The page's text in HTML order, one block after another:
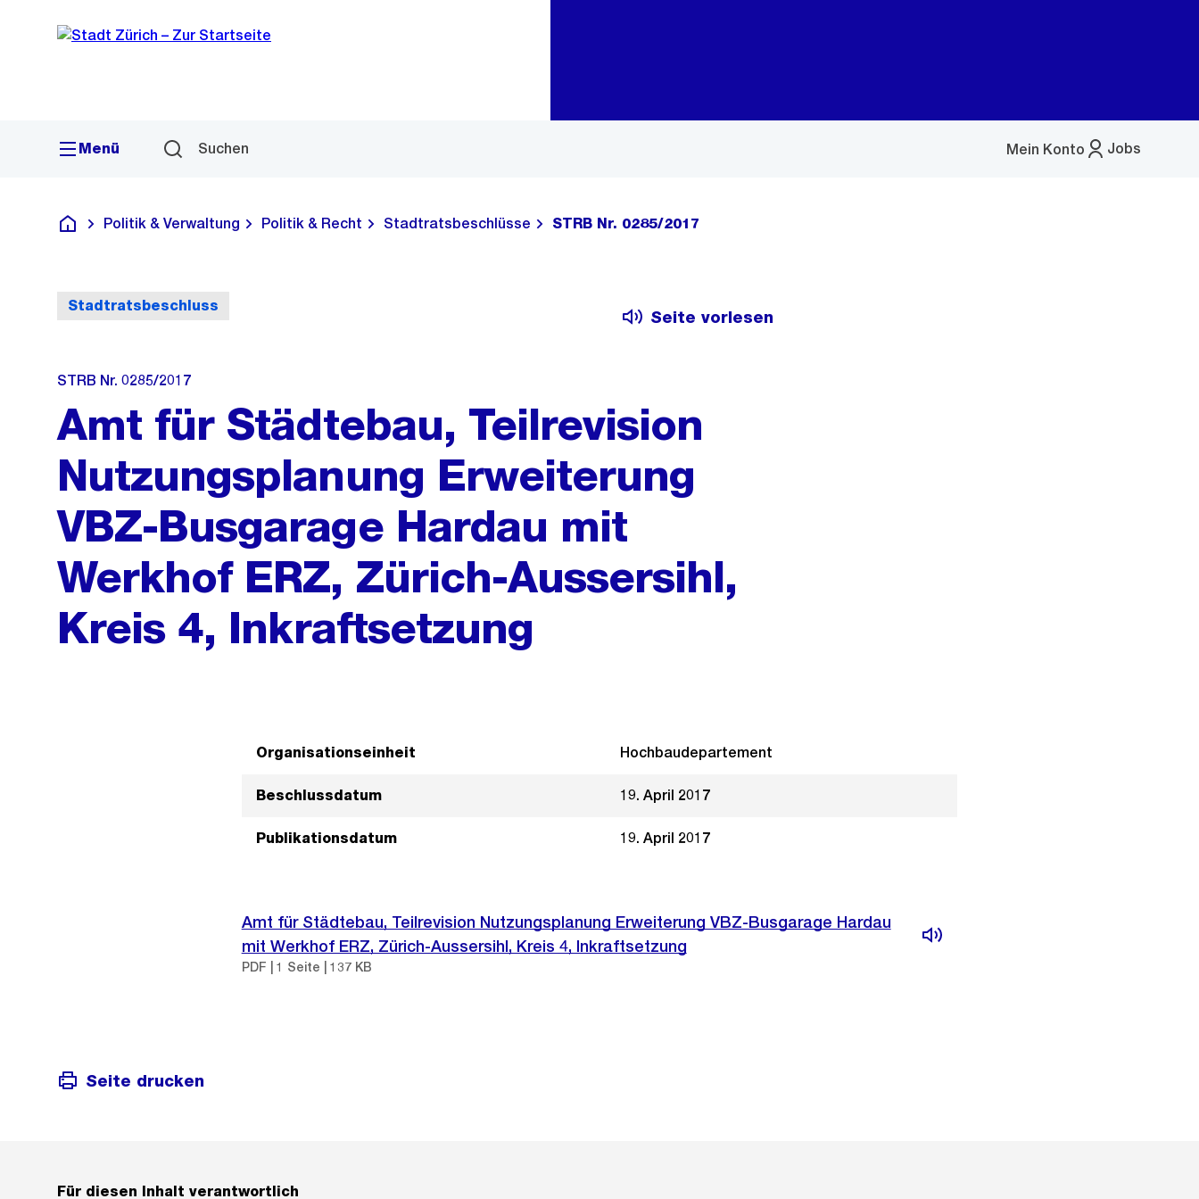
Navigation
Sprunglink
Menü Suchen Jobs
Mein Konto
Menü
Deutsch
Politik & Verwaltung Politik & Recht Stadtratsbeschlüsse STRB Nr. 0285/2017
Stadtratsbeschluss
Seite vorlesen
STRB Nr. 0285/2017
Amt für Städtebau, Teilrevision
Nutzungsplanung Erweiterung
VBZ-Busgarage Hardau mit
Werkhof ERZ, Zürich-Aussersihl,
Kreis 4, Inkraftsetzung
Organisationseinheit Hochbaudepartement
Beschlussdatum 19. April 2017
Publikationsdatum 19. April 2017
Amt für Städtebau, Teilrevision Nutzungsplanung Erweiterung VBZ-Busgarage Hardau
mit Werkhof ERZ, Zürich-Aussersihl, Kreis 4, Inkraftsetzung
PDF | 1 Seite | 137 KB
Seite drucken
Für diesen Inhalt verantwortlich